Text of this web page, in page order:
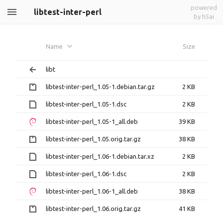
libtest-inter-perl
powered
by h5ai
Name Size
libt
libtest-inter-perl_1.05-1.debian.tar.gz 2 KB
libtest-inter-perl_1.05-1.dsc 2 KB
libtest-inter-perl_1.05-1_all.deb 39 KB
libtest-inter-perl_1.05.orig.tar.gz 38 KB
libtest-inter-perl_1.06-1.debian.tar.xz 2 KB
libtest-inter-perl_1.06-1.dsc 2 KB
libtest-inter-perl_1.06-1_all.deb 38 KB
libtest-inter-perl_1.06.orig.tar.gz 41 KB